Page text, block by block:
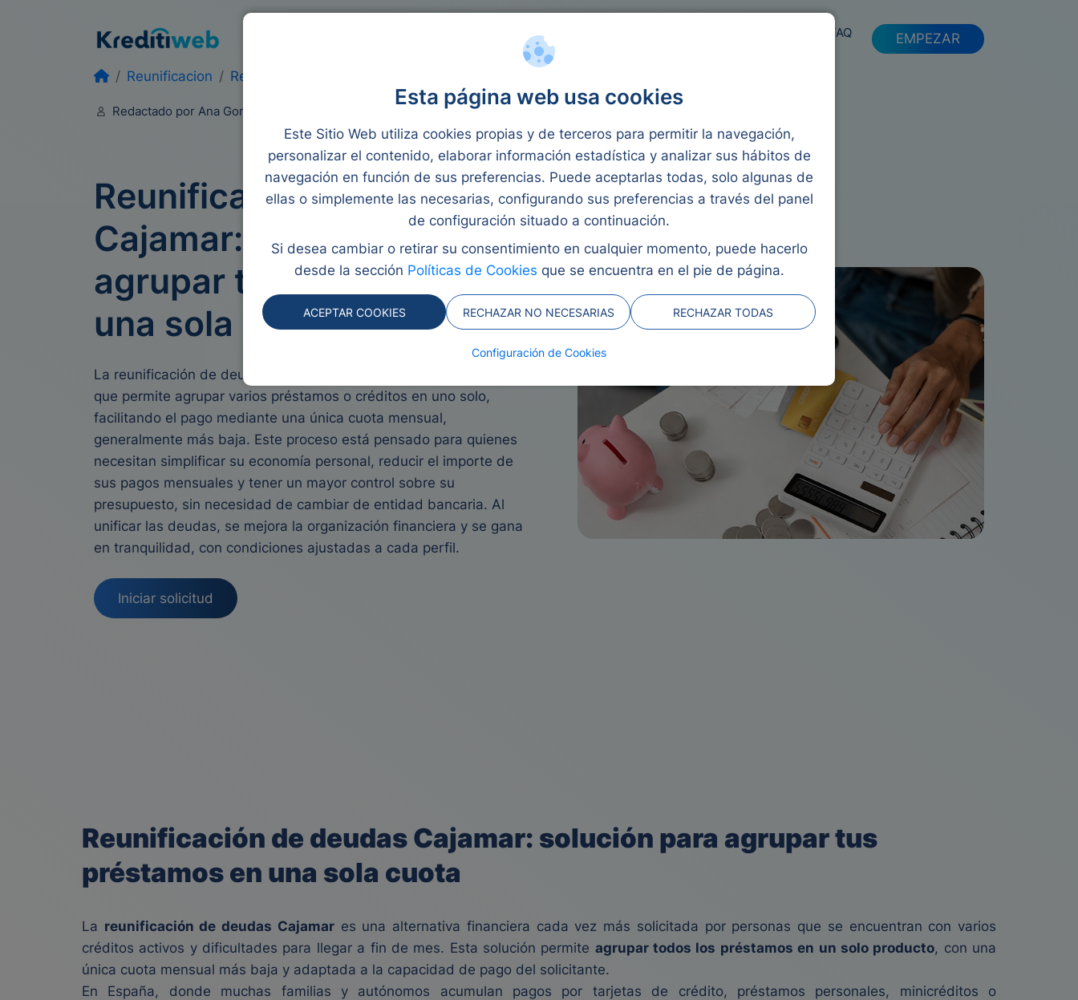
Esta página web usa cookies
Este Sitio Web utiliza cookies propias y de terceros para permitir la navegación,
personalizar el contenido, elaborar información estadística y analizar sus hábitos de
navegación en función de sus preferencias. Puede aceptarlas todas, solo algunas de
ellas o simplemente las necesarias, configurando sus preferencias a través del panel
de configuración situado a continuación.
Si desea cambiar o retirar su consentimiento en cualquier momento, puede hacerlo
desde la sección Políticas de Cookies que se encuentra en el pie de página.
ACEPTAR COOKIES RECHAZAR NO NECESARIAS RECHAZAR TODAS
Configuración de Cookies
Ley Segunda Oportunidad FAQ EMPEZAR
Reunificacion Reunificacion de deudas cajamar
Redactado por Ana Gonzalez Editado y revisado por Eva Rampani
Reunificación de deudas
Cajamar: solución para
agrupar tus préstamos en
una sola cuota
La reunificación de deudas con Cajamar es una solución financiera
que permite agrupar varios préstamos o créditos en uno solo,
facilitando el pago mediante una única cuota mensual,
generalmente más baja. Este proceso está pensado para quienes
necesitan simplificar su economía personal, reducir el importe de
sus pagos mensuales y tener un mayor control sobre su
presupuesto, sin necesidad de cambiar de entidad bancaria. Al
unificar las deudas, se mejora la organización financiera y se gana
en tranquilidad, con condiciones ajustadas a cada perfil.
Iniciar solicitud
Reunificación de deudas Cajamar: solución para agrupar tus
préstamos en una sola cuota
La reunificación de deudas Cajamares una alternativa financiera cada vez más solicitada por personas que se encuentran con varios
créditos activos y dificultades para llegar a fin de mes. Esta solución permite agrupar todos los préstamos en un solo producto, con una
única cuota mensual más baja y adaptada a la capacidad de pago del solicitante.
En España, donde muchas familias y autónomos acumulan pagos por tarjetas de crédito, préstamos personales, minicréditos o